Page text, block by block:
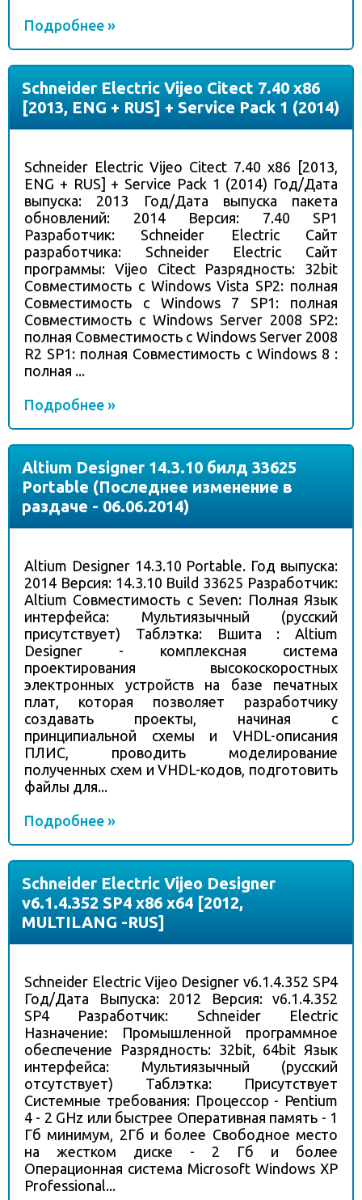
Подробнее »
Schneider Electric Vijeo Citect 7.40 x86
[2013, ENG + RUS] + Service Pack 1 (2014)
Schneider Electric Vijeo Citect 7.40 x86 [2013,
ENG + RUS] + Service Pack 1 (2014) Год/Дата
выпуска: 2013 Год/Дата выпуска пакета
обновлений: 2014 Версия: 7.40 SP1
Разработчик: Schneider Electric Сайт
разработчика: Schneider Electric Сайт
программы: Vijeo Citect Разрядность: 32bit
Совместимость с Windows Vista SP2: полная
Совместимость с Windows 7 SP1: полная
Совместимость с Windows Server 2008 SP2:
полная Совместимость с Windows Server 2008
R2 SP1: полная Совместимость с Windows 8 :
полная ...
Подробнее »
Altium Designer 14.3.10 билд 33625
Portable (Последнее изменение в
раздаче - 06.06.2014)
Altium Designer 14.3.10 Portable. Год выпуска:
2014 Версия: 14.3.10 Build 33625 Разработчик:
Altium Совместимость с Seven: Полная Язык
интерфейса: Мультиязычный (русский
присутствует) Таблэтка: Вшита : Altium
Designer - комплексная система
проектирования высокоскоростных
электронных устройств на базе печатных
плат, которая позволяет разработчику
создавать проекты, начиная с
принципиальной схемы и VHDL-описания
ПЛИС, проводить моделирование
полученных схем и VHDL-кодов, подготовить
файлы для...
Подробнее »
Schneider Electric Vijeo Designer
v6.1.4.352 SP4 x86 x64 [2012,
MULTILANG -RUS]
Schneider Electric Vijeo Designer v6.1.4.352 SP4
Год/Дата Выпуска: 2012 Версия: v6.1.4.352
SP4 Разработчик: Schneider Electric
Назначение: Промышленной программное
обеспечение Разрядность: 32bit, 64bit Язык
интерфейса: Мультиязычный (русский
отсутствует) Таблэтка: Присутствует
Системные требования: Процессор - Pentium
4 - 2 GHz или быстрее Оперативная память - 1
Гб минимум, 2Гб и более Свободное место
на жестком диске - 2 Гб и более
Операционная система Microsoft Windows XP
Professional...